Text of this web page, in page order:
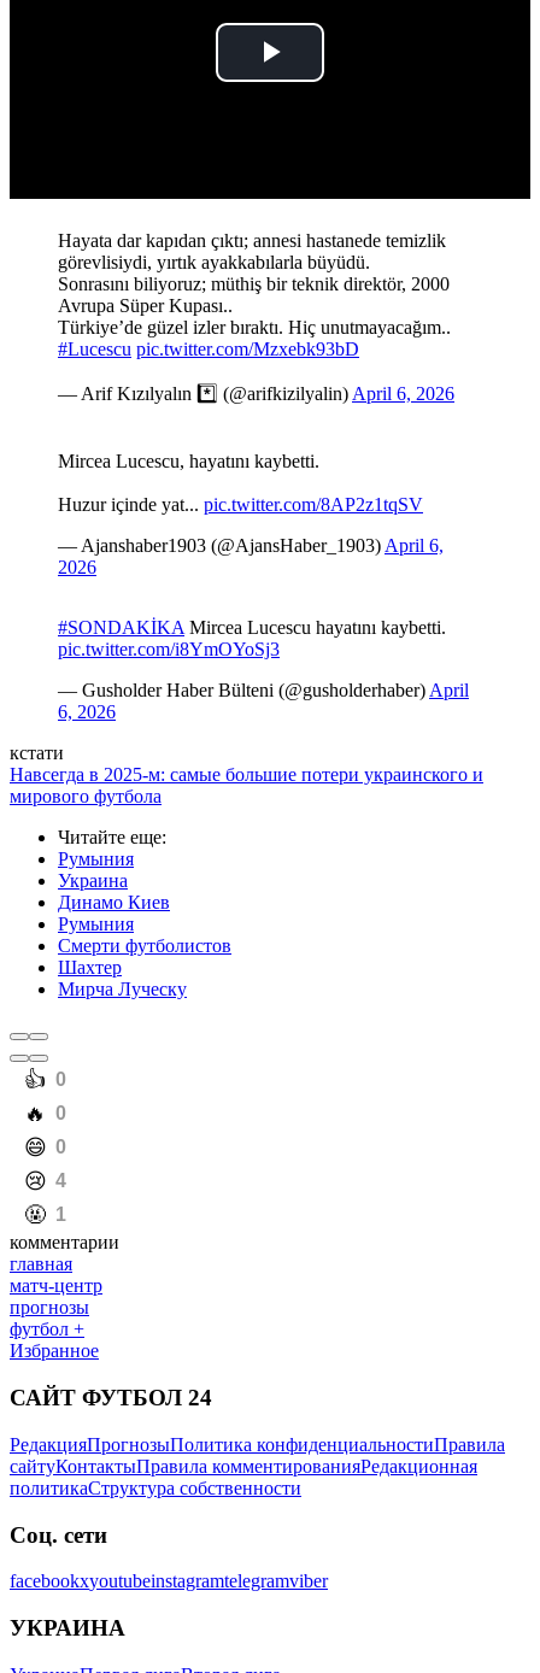
Play
görevlisiydi, yırtık ayakkabılarla büyüdü.
Sonrasını biliyoruz; müthiş bir teknik direktör, 2000
Avrupa Süper Kupası..
Türkiye’de güzel izler bıraktı. Hiç unutmayacağım..
#Lucescu pic.twitter.com/Mzxebk93bD
— Arif Kızılyalın *️⃣ (@arifkizilyalin)
Huzur içinde yat...pic.twitter.com/8AP2z1tqSV
— Ajanshaber1903 (@AjansHaber_1903)April 6,
2026
#SONDAKİKA
— Gusholder Haber Bülteni (@gusholderhaber)April
6, 2026
кстати
Навсегда в 2025-м: самые большие потери украинского и
мирового футбола
Читайте еще:
Румыния
Украина
Динамо Киев
Румыния
Смерти футболистов
Шахтер
Мирча Луческу
️👍
️🔥
️😢
️🤬
комментарии
главная
матч-центр
прогнозы
футбол +
Избранное
САЙТ ФУТБОЛ 24
РедакцияПрогнозыПолитика конфиденциальности
политикаСтруктура собственности
Соц. сети
facebookxyoutube
УКРАИНА
УкраинаПервая лига